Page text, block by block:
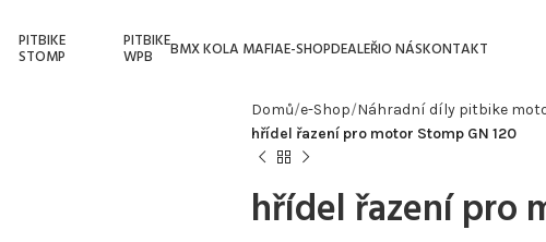
PITBIKE
STOMP
PITBIKE
WPB BMX KOLA MAFIAE-SHOPDEALEŘIO NÁSKONTAKT
Domů e-Shop Náhradní díly pitbike
hřídel řazení pro motor Stomp GN 120
hřídel řazení pro